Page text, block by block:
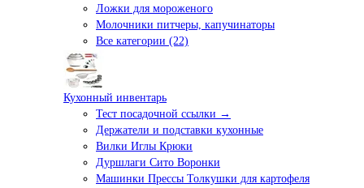
Ложки для мороженого
Молочники питчеры, капучинаторы
Все категории (22)
Кухонный инвентарь
Тест посадочной ссылки →
Держатели и подставки кухонные
Вилки Иглы Крюки
Дуршлаги Сито Воронки
Машинки Прессы Толкушки для картофеля